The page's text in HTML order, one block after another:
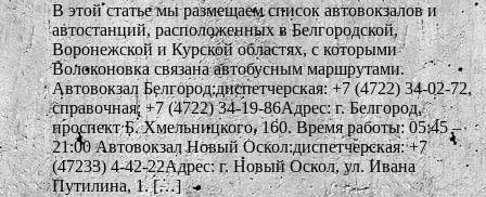
В этой статье мы размещаем список автовокзалов и
автостанций, расположенных в Белгородской,
Воронежской и Курской областях, с которыми
Волоконовка связана автобусным маршрутами.
Автовокзал Белгород:диспетчерская: +7 (4722) 34-02-72,
справочная: +7 (4722) 34-19-86Адрес: г. Белгород,
проспект Б. Хмельницкого, 160. Время работы: 05:45 –
21:00 Автовокзал Новый Оскол:диспетчерская: +7
(47233) 4-42-22Адрес: г. Новый Оскол, ул. Ивана
Путилина, 1. […]